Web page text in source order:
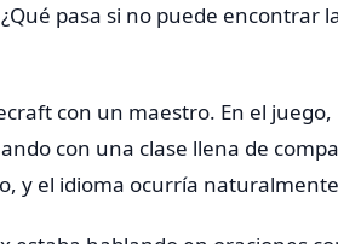
pasa si no puede encontrar
con un maestro. En el juego,
con una clase llena de
y el idioma ocurría